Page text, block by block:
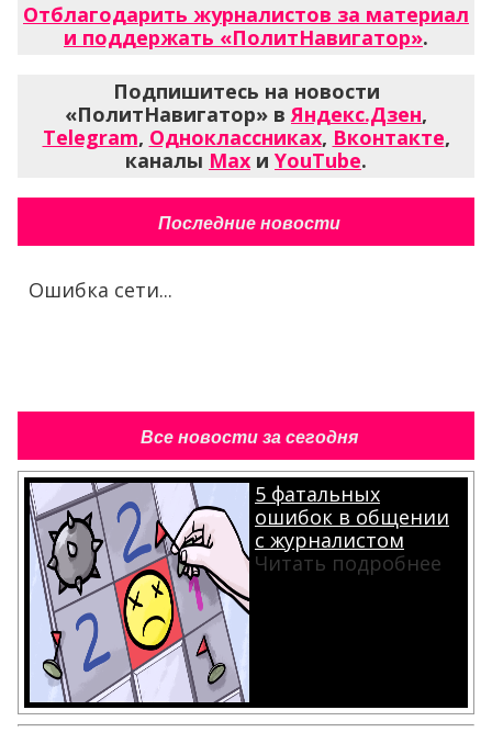
Отблагодарить журналистов за материал
и поддержать «ПолитНавигатор».
Подпишитесь на новости
«ПолитНавигатор» вЯндекс.Дзен,
Telegram, Одноклассниках, Вконтакте,
каналы Max и YouTube.
Последние новости
Ошибка сети...
Все новости за сегодня
5 фатальных
ошибок в общении
с журналистом
Читать подробнее